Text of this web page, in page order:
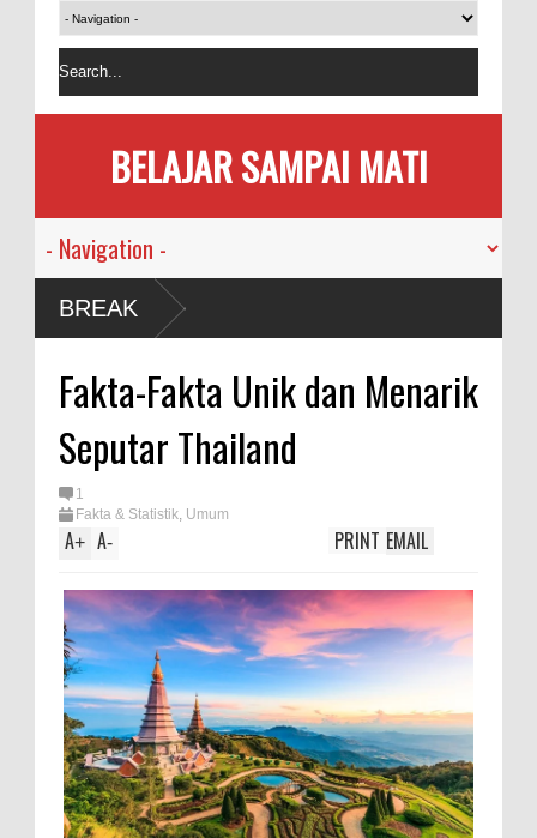
BELAJAR SAMPAI MATI
BREAK
Fakta-Fakta Unik dan Menarik
Seputar Thailand
1
Fakta & Statistik, Umum
A+ A- EMAIL
PRINT